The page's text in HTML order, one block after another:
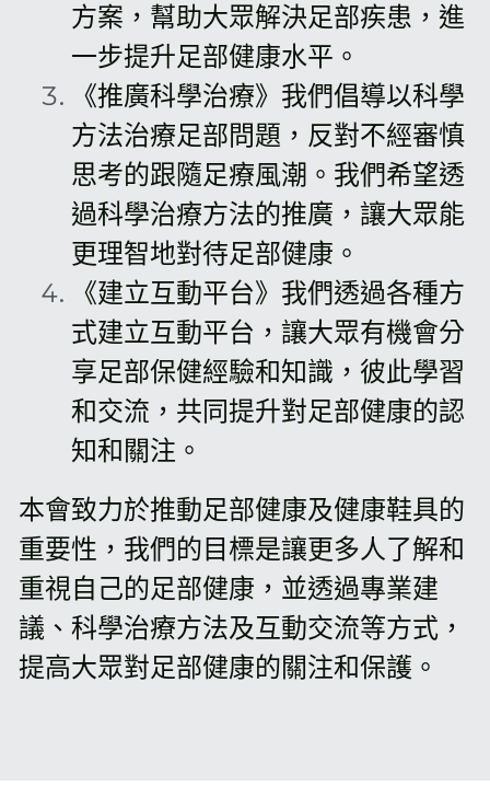
方案，幫助大眾解決足部疾患，進
一步提升足部健康水平。
《推廣科學治療》我們倡導以科學
方法治療足部問題，反對不經審慎
思考的跟隨足療風潮。我們希望透
過科學治療方法的推廣，讓大眾能
更理智地對待足部健康。
《建立互動平台》我們透過各種方
式建立互動平台，讓大眾有機會分
享足部保健經驗和知識，彼此學習
和交流，共同提升對足部健康的認
知和關注。
本會致力於推動足部健康及健康鞋具的
重要性，我們的目標是讓更多人了解和
重視自己的足部健康，並透過專業建
議、科學治療方法及互動交流等方式，
提高大眾對足部健康的關注和保護。